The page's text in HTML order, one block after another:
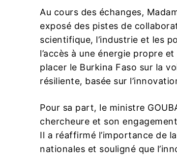
Au cours des échanges,
exposé des pistes de
scientifique, l’industrie et les
l’accès à une énergie propre
placer le Burkina Faso sur la
résiliente, basée sur
Pour sa part, le ministre
chercheure et son
Il a réaffirmé l’importance de
nationales et souligné que